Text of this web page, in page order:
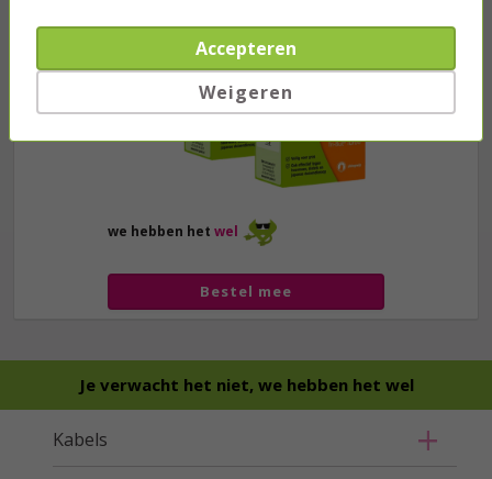
we hebben het wel
Bestel mee
Je verwacht het niet, we hebben het wel
Kabels
Accepteren
Weigeren